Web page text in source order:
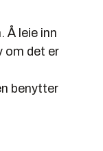
Å leie inn
om det er
benytter